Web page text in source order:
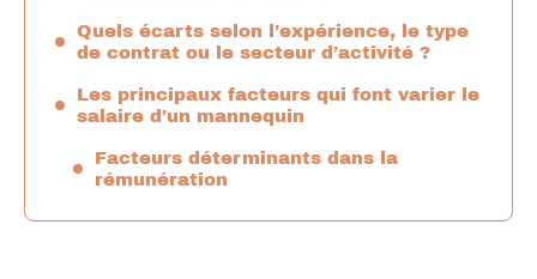
Quels écarts selon l’expérience, le type
de contrat ou le secteur d’activité ?
Les principaux facteurs qui font varier le
salaire d’un mannequin
Facteurs déterminants dans la
rémunération